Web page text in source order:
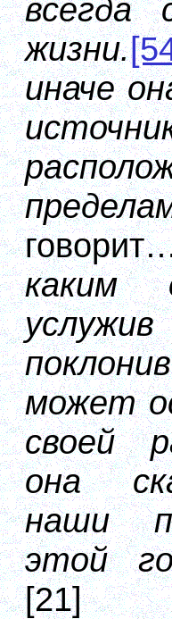
всегда
жизни.
иначе
каким
может
своей
она
наши
этой
[21]